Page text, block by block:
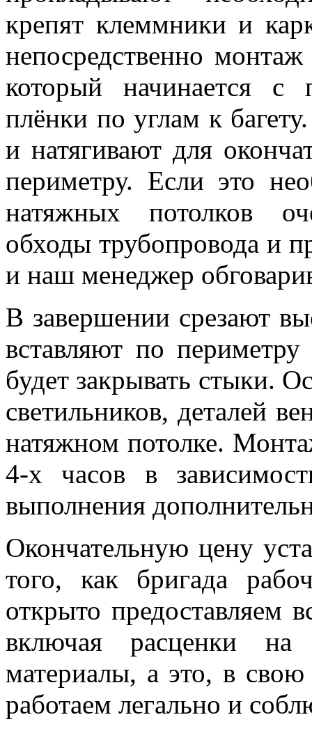
крепят клеммники и
непосредственно
который начинается с
плёнки по углам к
и натягивают для
периметру. Если это
натяжных потолков
обходы трубопровода и
и наш менеджер
В завершении срезают
вставляют по
будет закрывать стыки.
светильников, деталей
натяжном потолке.
4-х часов в
выполнения
Окончательную цену
того, как бригада
открыто
включая расценки на
материалы, а это, в
работаем легально и